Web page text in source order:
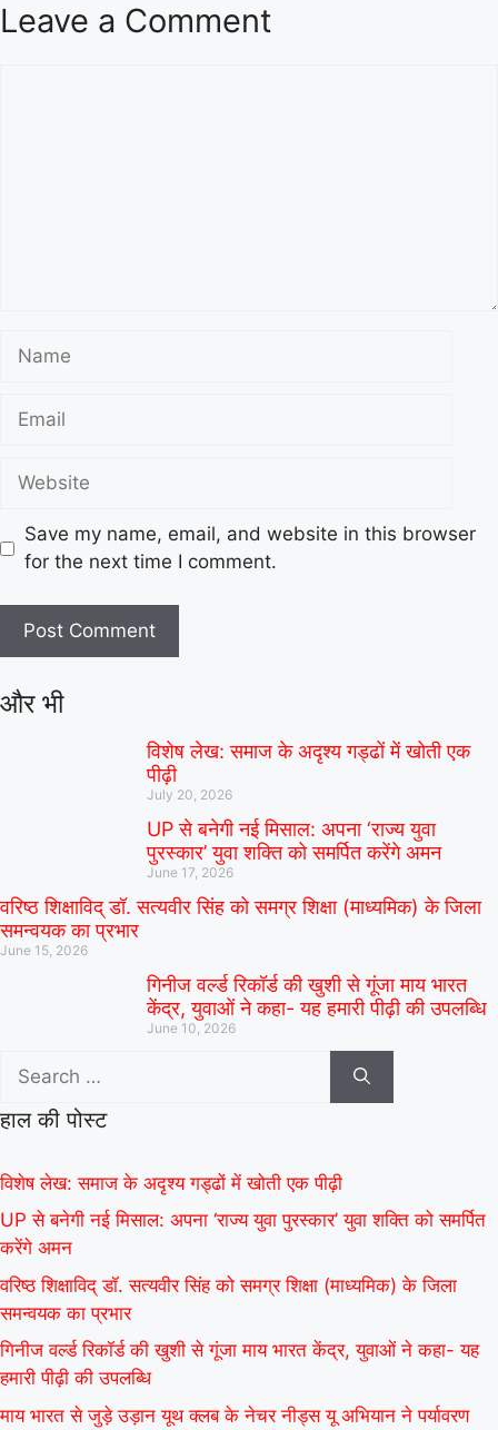
Leave a Comment
Save my name, email, and website in this browser
for the next time I comment.
और भी
विशेष लेख: समाज के अदृश्य गड्ढों में खोती एक
पीढ़ी
July 20, 2026
UP से बनेगी नई मिसाल: अपना ‘राज्य युवा
पुरस्कार’ युवा शक्ति को समर्पित करेंगे अमन
June 17, 2026
वरिष्ठ शिक्षाविद् डॉ. सत्यवीर सिंह को समग्र शिक्षा (माध्यमिक) के जिला
समन्वयक का प्रभार
June 15, 2026
गिनीज वर्ल्ड रिकॉर्ड की खुशी से गूंजा माय भारत
केंद्र, युवाओं ने कहा- यह हमारी पीढ़ी की उपलब्धि
June 10, 2026
हाल की पोस्ट
विशेष लेख: समाज के अदृश्य गड्ढों में खोती एक पीढ़ी
UP से बनेगी नई मिसाल: अपना ‘राज्य युवा पुरस्कार’ युवा शक्ति को समर्पित
करेंगे अमन
वरिष्ठ शिक्षाविद् डॉ. सत्यवीर सिंह को समग्र शिक्षा (माध्यमिक) के जिला
समन्वयक का प्रभार
गिनीज वर्ल्ड रिकॉर्ड की खुशी से गूंजा माय भारत केंद्र, युवाओं ने कहा- यह
हमारी पीढ़ी की उपलब्धि
माय भारत से जुड़े उड़ान यूथ क्लब के नेचर नीड्स यू अभियान ने पर्यावरण